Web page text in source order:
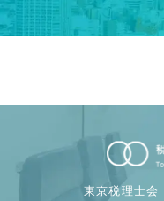
東京税理士